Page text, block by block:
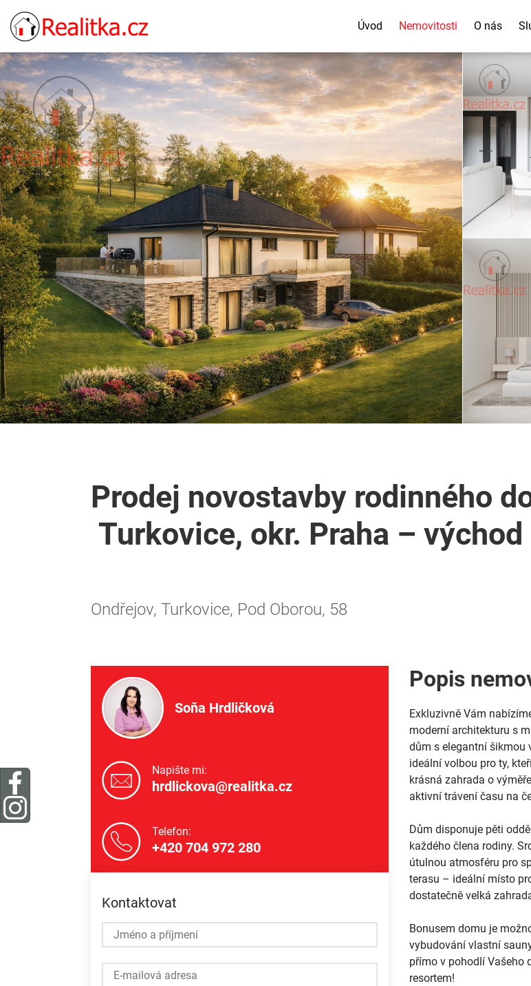
Úvod Nemovitosti O nás
Prodej novostavby rodinného
Turkovice, okr. Praha – východ
Ondřejov, Turkovice, Pod Oborou, 58
Soňa Hrdličková
Napište mi:
hrdlickova@realitka.cz
Telefon:
+420 704 972 280
Kontaktovat
Popis
Exkluzivně Vám
moderní architekturu s
dům s elegantní šikmou
ideální volbou pro ty,
krásná zahrada o
aktivní trávení času na
Dům disponuje pěti
každého člena rodiny.
útulnou atmosféru pro
terasu – ideální místo
dostatečně velká
Bonusem domu je
vybudování vlastní
přímo v pohodlí Vašeho
resortem!